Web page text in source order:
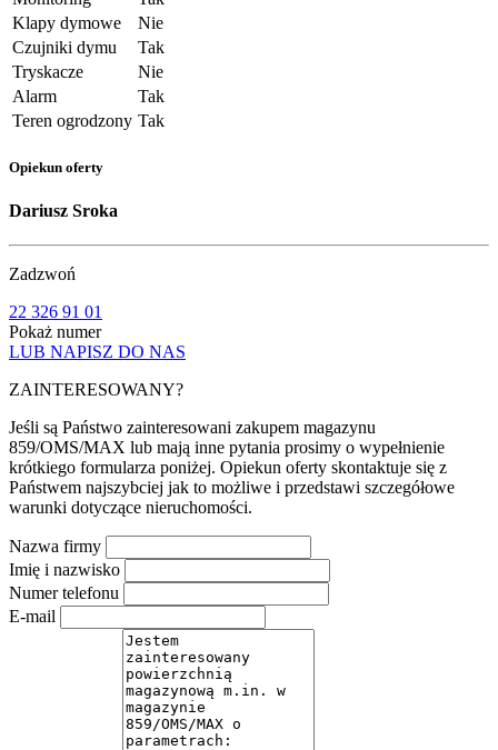
Klapy dymowe
Nie
Czujniki dymu
Tak
Tryskacze
Nie
Alarm
Tak
Teren ogrodzony Tak
Opiekun oferty
Dariusz Sroka
Zadzwoń
22 326 91 01
Pokaż numer
LUB NAPISZ DO NAS
ZAINTERESOWANY?
Jeśli są Państwo zainteresowani zakupem magazynu
859/OMS/MAX lub mają inne pytania prosimy o wypełnienie
krótkiego formularza poniżej. Opiekun oferty skontaktuje się z
Państwem najszybciej jak to możliwe i przedstawi szczegółowe
warunki dotyczące nieruchomości.
Nazwa firmy
Imię i nazwisko
Numer telefonu
E-mail